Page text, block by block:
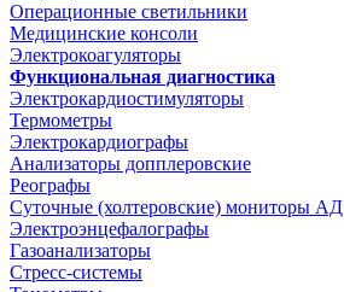
Операционные светильники
Медицинские консоли
Электрокоагуляторы
Функциональная диагностика
Электрокардиостимуляторы
Термометры
Электрокардиографы
Анализаторы допплеровские
Реографы
Суточные (холтеровские) мониторы АД
Электроэнцефалографы
Газоанализаторы
Стресс-системы